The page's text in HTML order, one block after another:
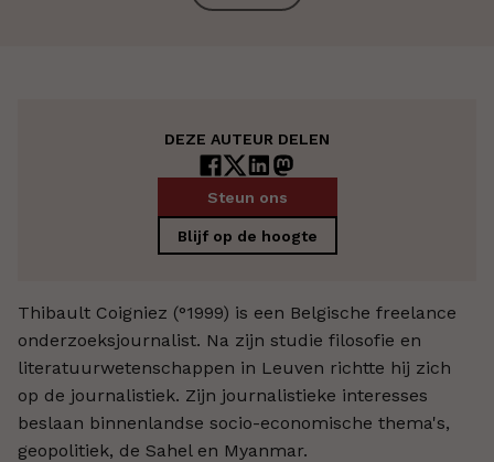
DEZE AUTEUR DELEN
Steun ons
Blijf op de hoogte
Thibault Coigniez (°1999) is een Belgische freelance
onderzoeksjournalist. Na zijn studie filosofie en
literatuurwetenschappen in Leuven richtte hij zich
op de journalistiek. Zijn journalistieke interesses
beslaan binnenlandse socio-economische thema's,
geopolitiek, de Sahel en Myanmar.